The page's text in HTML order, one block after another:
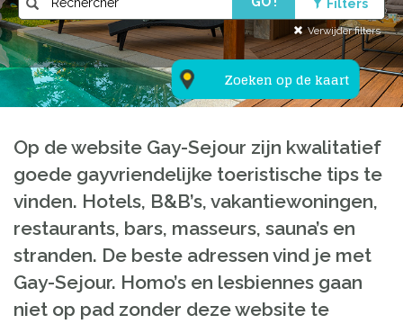
Zoeken op de kaart
Filters
Verwijder filters
Op de website Gay-Sejour zijn kwalitatief
goede gayvriendelijke toeristische tips te
vinden. Hotels, B&B’s, vakantiewoningen,
restaurants, bars, masseurs, sauna’s en
stranden. De beste adressen vind je met
Gay-Sejour. Homo’s en lesbiennes gaan
niet op pad zonder deze website te